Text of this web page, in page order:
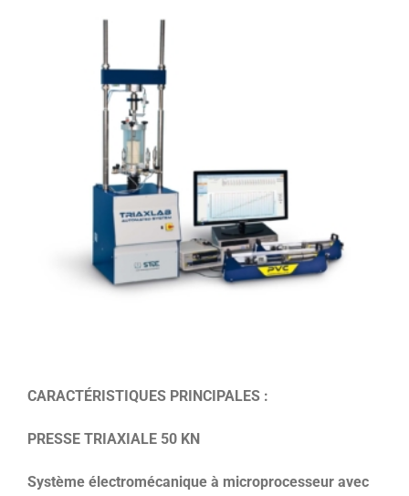
CARACTÉRISTIQUES PRINCIPALES :
PRESSE TRIAXIALE 50 KN
Système électromécanique à microprocesseur avec